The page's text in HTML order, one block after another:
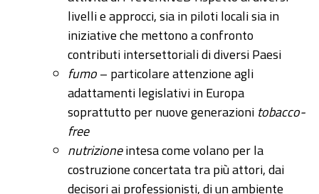
livelli e approcci, sia in piloti locali sia in
iniziative che mettono a confronto
contributi intersettoriali di diversi Paesi
fumo– particolare attenzione agli
adattamenti legislativi in Europa
soprattutto per nuove generazioni tobacco-
free
nutrizioneintesa come volano per la
costruzione concertata tra più attori, dai
decisori ai professionisti, di un ambiente